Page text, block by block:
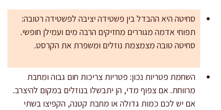
סחיטה היא ההבדל בין פשטידה יציבה לפשטידה רטובה:
תפוחי אדמה מגוררים מחזיקים הרבה מים ועמילן חופשי.
סחיטה טובה מצמצמת נוזלים ומשפרת את הקרסט.
השחמת פטריות נכון: פטריות צריכות חום גבוה ומחבת
מרווחת. אם צפוף מדי, הן יתבשלו בנוזלים במקום להיצרב.
אם יש לכם כמות גדולה או מחבת קטנה, הקפיצו בשתי